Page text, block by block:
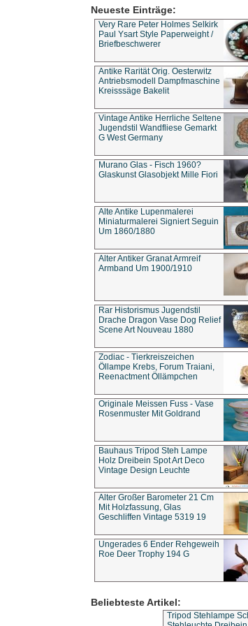
Neueste Einträge:
Very Rare Peter Holmes Selkirk
Paul Ysart Style Paperweight /
Briefbeschwerer
Antike Rarität Orig. Oesterwitz
Antriebsmodell Dampfmaschine
Kreisssäge Bakelit
Vintage Antike Herrliche Seltene
Jugendstil Wandfliese Gemarkt
G West Germany
Murano Glas - Fisch 1960?
Glaskunst Glasobjekt Mille Fiori
Alte Antike Lupenmalerei
Miniaturmalerei Signiert Seguin
Um 1860/1880
Alter Antiker Granat Armreif
Armband Um 1900/1910
Rar Historismus Jugendstil
Drache Dragon Vase Dog Relief
Scene Art Nouveau 1880
Zodiac - Tierkreiszeichen
Öllampe Krebs, Forum Traiani,
Reenactment Öllämpchen
Originale Meissen Fuss - Vase
Rosenmuster Mit Goldrand
Bauhaus Tripod Steh Lampe
Holz Dreibein Spot Art Deco
Vintage Design Leuchte
Alter Großer Barometer 21 Cm
Mit Holzfassung, Glas
Geschliffen Vintage 5319 19
Ungerades 6 Ender Rehgeweih
Roe Deer Trophy 194 G
Beliebteste Artikel:
Tripod Stehlampe